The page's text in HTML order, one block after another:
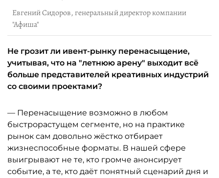
Евгений Сидоров, генеральный директор компании
"Афиша"
Не грозит ли ивент-рынку перенасыщение,
учитывая, что на "летнюю арену" выходит всё
больше представителей креативных индустрий
со своими проектами?
— Перенасыщение возможно в любом
быстрорастущем сегменте, но на практике
рынок сам довольно жёстко отбирает
жизнеспособные форматы. В нашей сфере
выигрывают не те, кто громче анонсирует
событие, а те, кто даёт понятный сценарий дня и